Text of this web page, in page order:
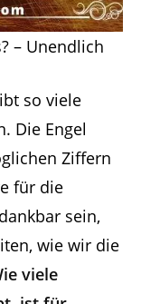
– Unendlich
so viele
Die Engel
Ziffern
für die
sein,
wie wir die
viele